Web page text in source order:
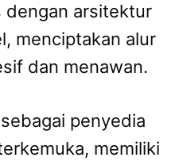
dengan arsitektur
menciptakan alur
dan menawan.
penyedia
memiliki